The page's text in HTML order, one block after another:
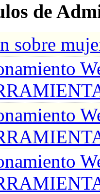
de
sobre